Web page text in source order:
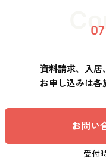
07
資料請求、入居
お申し込みは各
お問い
受付